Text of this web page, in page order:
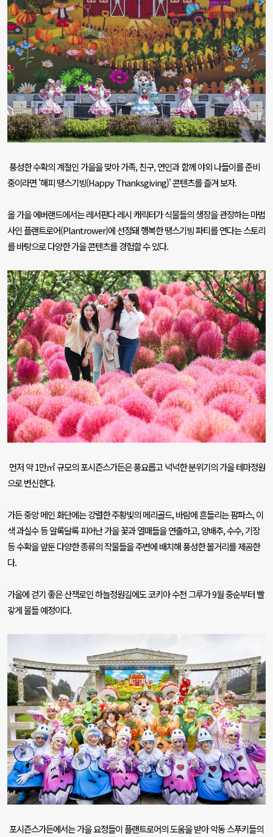
풍성한 수확의 계절인 가을을 맞아 가족,친구,연인과 함께 야외 나들이를 준비
중이라면'해피 땡스기빙(Happy Thanksgiving)'콘텐츠를 즐겨 보자.
올 가을 에버랜드에서는 레서판다 레시 캐릭터가 식물들의 생장을 관장하는 마법
사인 플랜트로어(Plantrower)에 선정돼 행복한 땡스기빙 파티를 연다는 스토리
를 바탕으로 다양한 가을 콘텐츠를 경험할 수 있다.
먼저 약1만㎡ 규모의 포시즌스가든은 풍요롭고 넉넉한 분위기의 가을 테마정원
으로 변신한다.
가든 중앙 메인 화단에는 강렬한 주황빛의 메리골드,바람에 흔들리는 팜파스,이
색 과실수 등 알록달록 피어난 가을 꽃과 열매들을 연출하고,양배추,수수,기장
등 수확을 앞둔 다양한 종류의 작물들을 주변에 배치해 풍성한 볼거리를 제공한
다.
가을에 걷기 좋은 산책로인 하늘정원길에도 코키아 수천 그루가9월 중순부터 빨
갛게 물들 예정이다.
포시즌스가든에서는 가을 요정들이 플랜트로어의 도움을 받아 악동 스푸키들의